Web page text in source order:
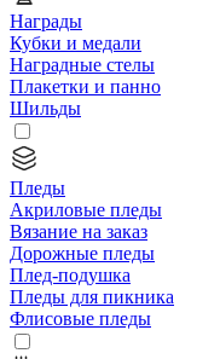
Награды
Кубки и медали
Наградные стелы
Плакетки и панно
Шильды
Пледы
Акриловые пледы
Вязание на заказ
Дорожные пледы
Плед-подушка
Пледы для пикника
Флисовые пледы